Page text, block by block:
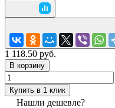
1 118.50 руб.
В корзину
Купить в 1 клик
Нашли дешевле?